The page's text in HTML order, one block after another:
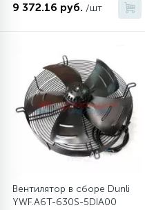
Шкивы барабана
Шланги залива
Шланги слива
Щетки двигателя
Электронные
9 372.16 руб. /шт
Вентилятор в сборе Dunli
YWF.A6T-630S-5DIA00